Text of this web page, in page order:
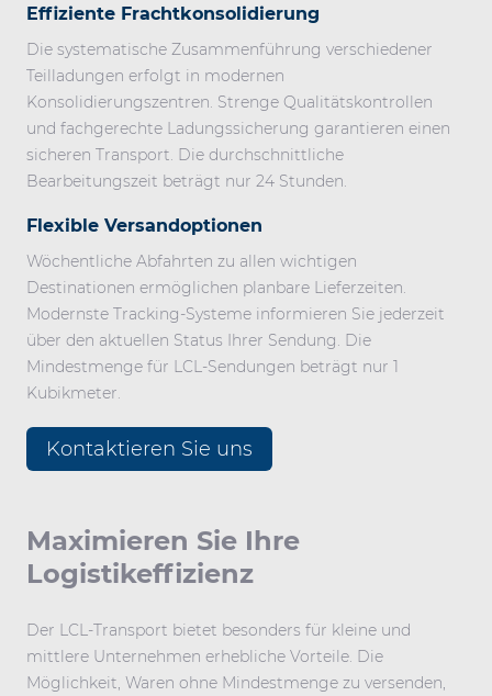
Effiziente Frachtkonsolidierung
Die systematische Zusammenführung verschiedener
Teilladungen erfolgt in modernen
Konsolidierungszentren. Strenge Qualitätskontrollen
und fachgerechte Ladungssicherung garantieren einen
sicheren Transport. Die durchschnittliche
Bearbeitungszeit beträgt nur 24 Stunden.
Flexible Versandoptionen
Wöchentliche Abfahrten zu allen wichtigen
Destinationen ermöglichen planbare Lieferzeiten.
Modernste Tracking-Systeme informieren Sie jederzeit
über den aktuellen Status Ihrer Sendung. Die
Mindestmenge für LCL-Sendungen beträgt nur 1
Kubikmeter.
Kontaktieren Sie uns
Maximieren Sie Ihre
Logistikeffizienz
Der LCL-Transport bietet besonders für kleine und
mittlere Unternehmen erhebliche Vorteile. Die
Möglichkeit, Waren ohne Mindestmenge zu versenden,